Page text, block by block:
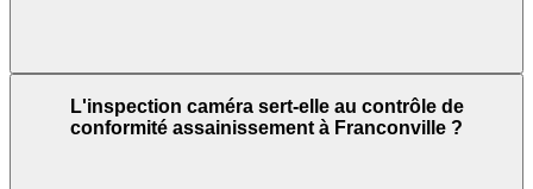
L'inspection caméra sert-elle au contrôle de
conformité assainissement à Franconville ?